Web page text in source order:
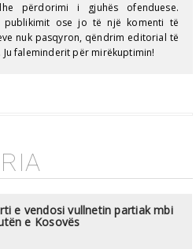
përdorimi i gjuhës ofenduese.
publikimit ose jo të një komenti të
nuk pasqyron, qëndrim editorial të
Ju faleminderit për mirëkuptimin!
e vendosi vullnetin partiak mbi
e Kosovës